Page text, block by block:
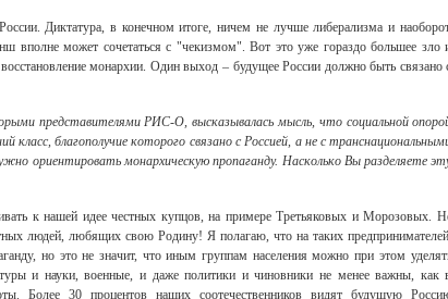
Диктатура, в конечном итоге, ничем не лучше либерализма и
вполне может сочетаться с "чекизмом". Вот это уже гораздо большее зло
монархии. Один выход – будущее России должно быть связано
представителями РИС-О, высказывалась мысль, что социальной
класс, благополучие которого связано с Россией, а не с
ориентировать монархическую пропаганду. Насколько Вы разделяете
к нашей идее честных купцов, на примере Третьяковых и Морозовых.
людей, любящих свою Родину! Я полагаю, что на таких
но это не значит, что иным группам населения можно при этом
и науки, военные, и даже политики и чиновники не менее важны, как
Более 30 процентов наших соотечественников видят будущую